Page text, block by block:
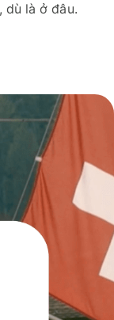
dù là ở đâu.